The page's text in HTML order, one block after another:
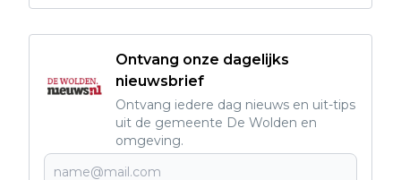
Ontvang onze dagelijks
nieuwsbrief
Ontvang iedere dag nieuws en uit-tips
uit de gemeente De Wolden en
omgeving.